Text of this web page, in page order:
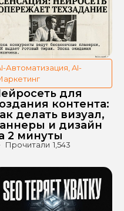
Автоматизация AI-
для
контента:
делать визуал,
и дизайн
2 минуты
Прочитали 1,543